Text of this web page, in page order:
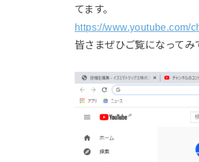
てます。
https://www.youtube.com/
皆さまぜひご覧になってみ